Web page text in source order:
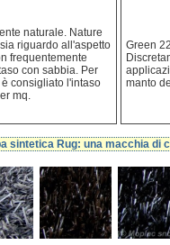
naturale. Nature
riguardo all'aspetto
frequentemente
con sabbia. Per
consigliato l'intaso
mq.
Green
manto
sintetica Rug: una macchia di